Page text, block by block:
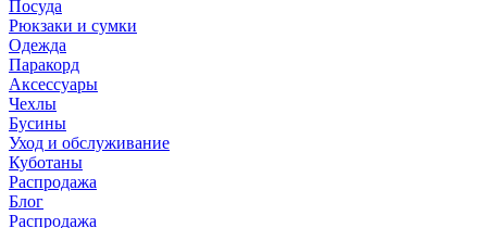
Посуда
Рюкзаки и сумки
Одежда
Паракорд
Аксессуары
Чехлы
Бусины
Уход и обслуживание
Куботаны
Распродажа
Блог
Распродажа